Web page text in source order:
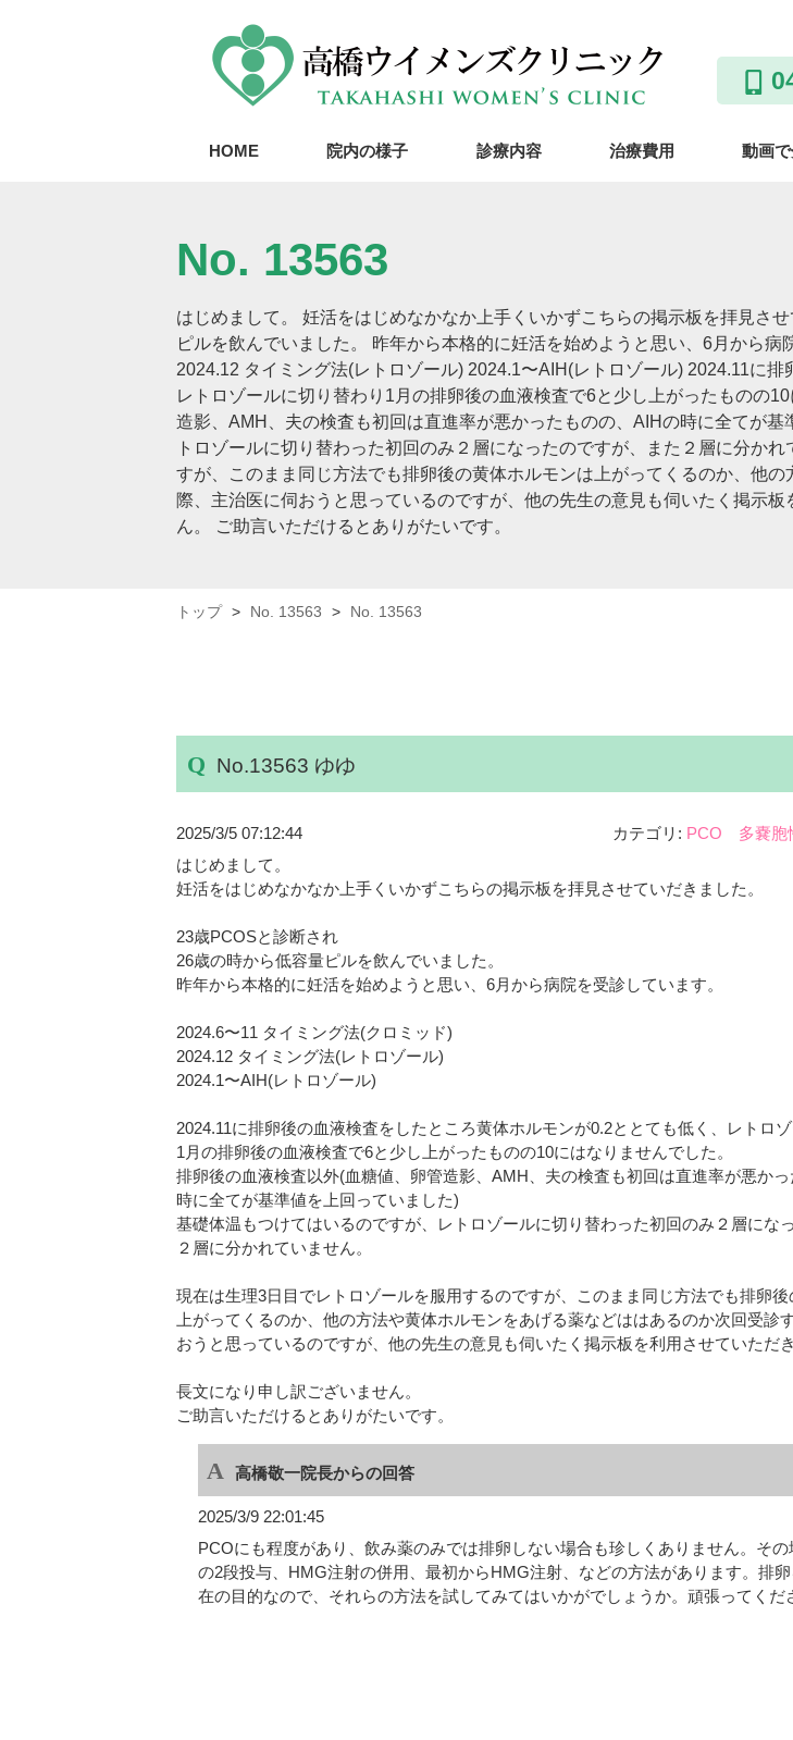
HOME 院内の様子 診療内容 治療費用 動画
No. 13563
はじめまして。 妊活をはじめなかなか上手くいかずこちらの掲示板を拝見さ
ピルを飲んでいました。 昨年から本格的に妊活を始めようと思い、6月から
2024.12 タイミング法(レトロゾール) 2024.1〜AIH(レトロゾール) 2024.11に
レトロゾールに切り替わり1月の排卵後の血液検査で6と少し上がったものの
造影、AMH、夫の検査も初回は直進率が悪かったものの、AIHの時に全てが
トロゾールに切り替わった初回のみ２層になったのですが、また２層に分か
すが、このまま同じ方法でも排卵後の黄体ホルモンは上がってくるのか、他
際、主治医に伺おうと思っているのですが、他の先生の意見も伺いたく掲示
ん。 ご助言いただけるとありがたいです。
トップ No. 13563 No. 13563
No.13563 ゆゆ
カテゴリ: PCO 多嚢胞
2025/3/5 07:12:44
はじめまして。
妊活をはじめなかなか上手くいかずこちらの掲示板を拝見させていだきました。
23歳PCOSと診断され
26歳の時から低容量ピルを飲んでいました。
昨年から本格的に妊活を始めようと思い、6月から病院を受診しています。
2024.6〜11 タイミング法(クロミッド)
2024.12 タイミング法(レトロゾール)
2024.1〜AIH(レトロゾール)
2024.11に排卵後の血液検査をしたところ黄体ホルモンが0.2ととても低く、レトロ
1月の排卵後の血液検査で6と少し上がったものの10にはなりませんでした。
排卵後の血液検査以外(血糖値、卵管造影、AMH、夫の検査も初回は直進率が悪か
時に全てが基準値を上回っていました)
基礎体温もつけてはいるのですが、レトロゾールに切り替わった初回のみ２層にな
２層に分かれていません。
現在は生理3日目でレトロゾールを服用するのですが、このまま同じ方法でも排卵
上がってくるのか、他の方法や黄体ホルモンをあげる薬などははあるのか次回受診
おうと思っているのですが、他の先生の意見も伺いたく掲示板を利用させていただき
長文になり申し訳ございません。
ご助言いただけるとありがたいです。
高橋敬一院長からの回答
2025/3/9 22:01:45
PCOにも程度があり、飲み薬のみでは排卵しない場合も珍しくありません。そ
の2段投与、HMG注射の併用、最初からHMG注射、などの方法があります。排
在の目的なので、それらの方法を試してみてはいかがでしょうか。頑張ってくだ